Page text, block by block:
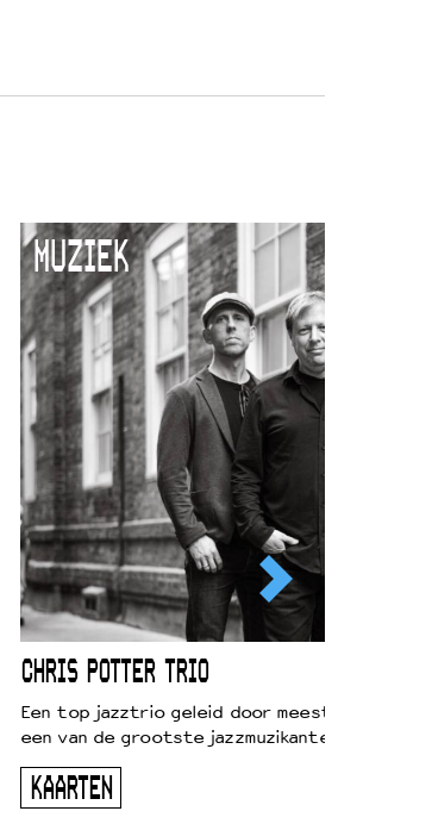
MUZIEK
CHRIS POTTER TRIO
Een top jazztrio geleid door
een van de grootste jazzmuzikanten van zijn
KAARTEN